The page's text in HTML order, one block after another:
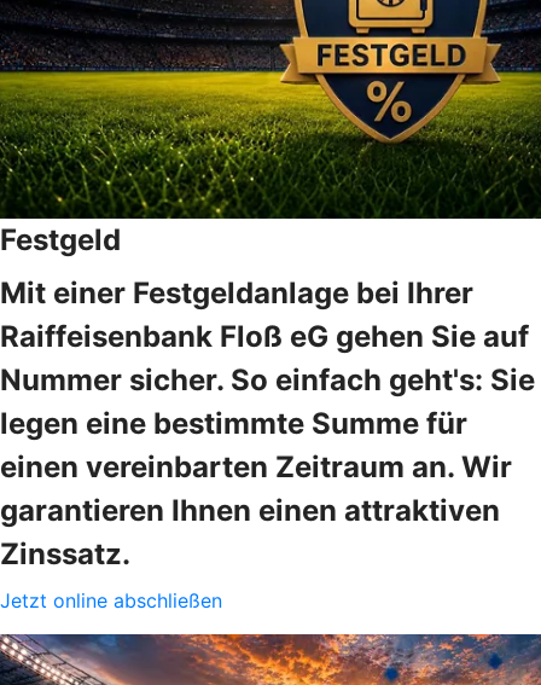
Festgeld
Mit einer Festgeldanlage bei Ihrer
Raiffeisenbank Floß eG gehen Sie auf
Nummer sicher. So einfach geht's: Sie
legen eine bestimmte Summe für
einen vereinbarten Zeitraum an. Wir
garantieren Ihnen einen attraktiven
Zinssatz.
Jetzt online abschließen